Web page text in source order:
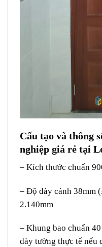
Cấu tạo và thông
nghiệp giá rẻ tại
– Kích thước chuẩn
– Độ dày cánh 38mm
2.140mm
– Khung bao chuẩn
dày tường thực tế nếu